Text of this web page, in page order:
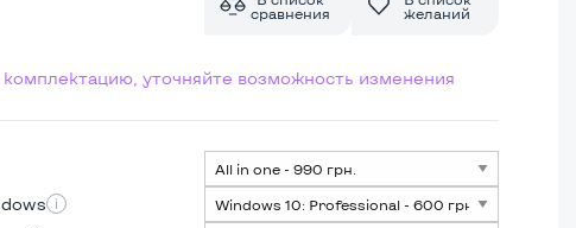
сравнения
желаний
уточняйте возможность изменения